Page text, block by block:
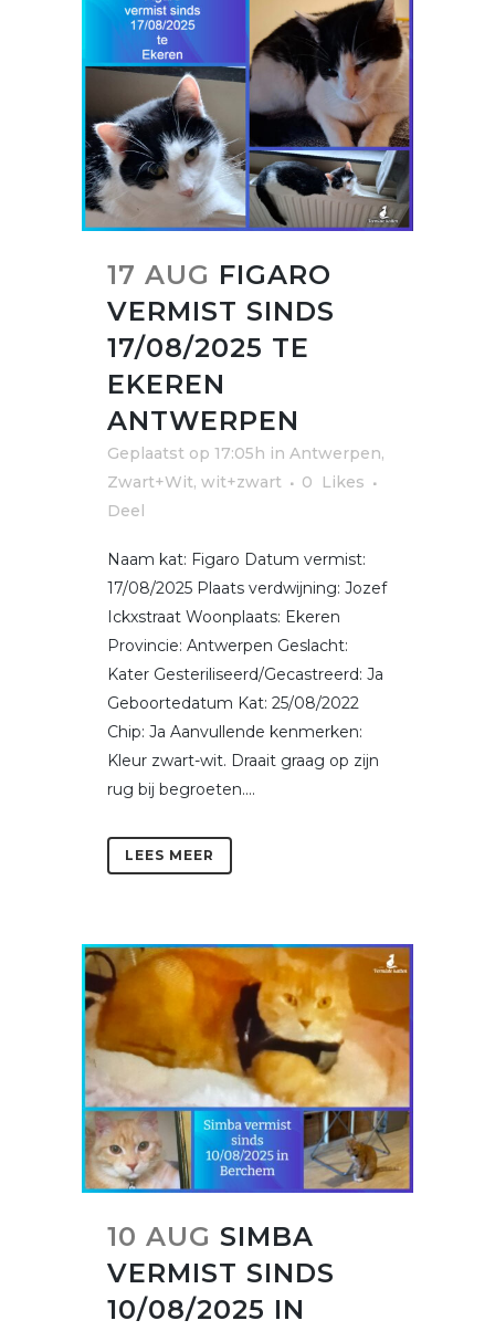
17 AUG FIGARO
VERMIST SINDS
17/08/2025 TE
EKEREN
ANTWERPEN
Geplaatst op 17:05h in Antwerpen,
Zwart+Wit, wit+zwart
0
Likes
Deel
Naam kat: Figaro Datum vermist:
17/08/2025 Plaats verdwijning: Jozef
Ickxstraat Woonplaats: Ekeren
Provincie: Antwerpen Geslacht:
Kater Gesteriliseerd/Gecastreerd: Ja
Geboortedatum Kat: 25/08/2022
Chip: Ja Aanvullende kenmerken:
Kleur zwart-wit. Draait graag op zijn
rug bij begroeten....
LEES MEER
10 AUG SIMBA
VERMIST SINDS
10/08/2025 IN